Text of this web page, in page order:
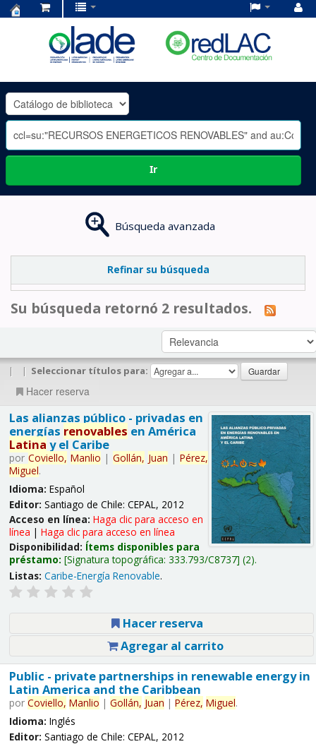
OLADE
-
Ir
Búsqueda avanzada
Refinar su búsqueda
Su búsqueda retornó 2 resultados.
| | Seleccionar títulos para:
Hacer reserva
Las alianzas público - privadas en
energías renovables en América
Latina y el Caribe
por Coviello, Manlio | Gollán, Juan | Pérez,
Miguel.
Idioma: Español
Editor: Santiago de Chile: CEPAL, 2012
Acceso en línea: Haga clic para acceso en
línea | Haga clic para acceso en línea
Disponibilidad: Ítems disponibles para
préstamo: Signatura topográfica: 333.793/C8737 (2).
Listas: Caribe-Energía Renovable.
Hacer reserva
Agregar al carrito
Public - private partnerships in renewable energy in
Latin America and the Caribbean
por Coviello, Manlio | Gollán, Juan | Pérez, Miguel.
Idioma: Inglés
Editor: Santiago de Chile: CEPAL, 2012